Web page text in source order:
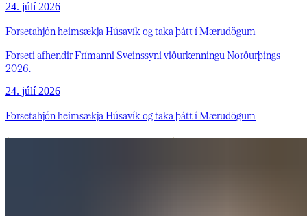
24. júlí 2026
Forsetahjón heimsækja Húsavík og taka þátt í Mærudögum
Forseti afhendir Frímanni Sveinssyni viðurkenningu Norðurþings
2026.
24. júlí 2026
Forsetahjón heimsækja Húsavík og taka þátt í Mærudögum